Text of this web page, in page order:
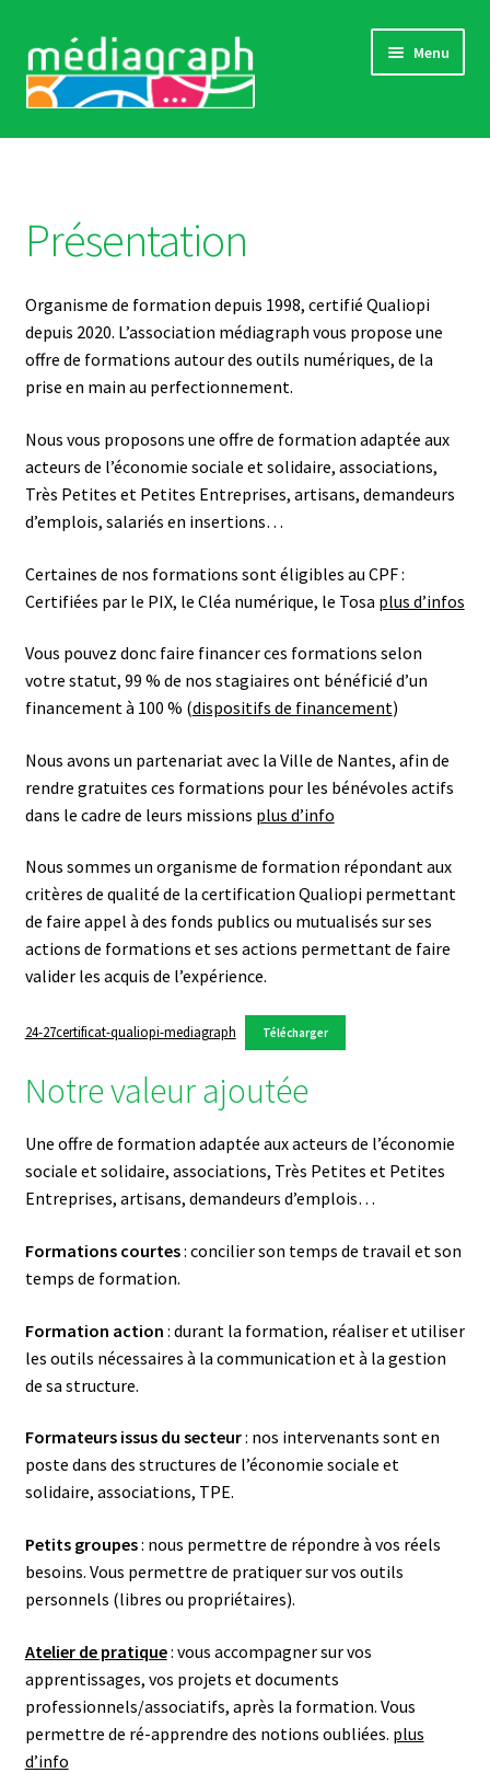
à
la
au
contenu
Menu
Catalogue complet
Actualités
« Références »
Sensibilisations
Présentation
Organisme de formation depuis 1998, certifié Qualiopi
depuis 2020. L’association médiagraph vous propose une
offre de formations autour des outils numériques, de la
prise en main au perfectionnement.
Nous vous proposons une offre de formation adaptée aux
acteurs de l’économie sociale et solidaire, associations,
Très Petites et Petites Entreprises, artisans, demandeurs
d’emplois, salariés en insertions…
Certaines de nos formations sont éligibles au CPF :
Certifiées par le PIX, le Cléa numérique, le Tosa plus d’infos
Vous pouvez donc faire financer ces formations selon
votre statut, 99 % de nos stagiaires ont bénéficié d’un
financement à 100 % (dispositifs de financement)
Nous avons un partenariat avec la Ville de Nantes, afin de
rendre gratuites ces formations pour les bénévoles actifs
dans le cadre de leurs missions plus d’info
Nous sommes un organisme de formation répondant aux
critères de qualité de la certification Qualiopi permettant
de faire appel à des fonds publics ou mutualisés sur ses
actions de formations et ses actions permettant de faire
valider les acquis de l’expérience.
24-27certificat-qualiopi-mediagraph Télécharger
Notre valeur ajoutée
Une offre de formation adaptée aux acteurs de l’économie
sociale et solidaire, associations, Très Petites et Petites
Entreprises, artisans, demandeurs d’emplois…
Formations courtes: concilier son temps de travail et son
temps de formation.
Formation action : durant la formation, réaliser et utiliser
les outils nécessaires à la communication et à la gestion
de sa structure.
Formateurs issus du secteur: nos intervenants sont en
poste dans des structures de l’économie sociale et
solidaire, associations, TPE.
Petits groupes: nous permettre de répondre à vos réels
besoins. Vous permettre de pratiquer sur vos outils
personnels (libres ou propriétaires).
Atelier de pratique: vous accompagner sur vos
apprentissages, vos projets et documents
professionnels/associatifs, après la formation. Vous
permettre de ré-apprendre des notions oubliées. plus
d’info